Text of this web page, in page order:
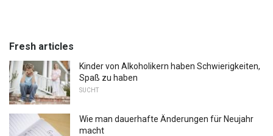
Fresh articles
Kinder von Alkoholikern haben Schwierigkeiten,
Spaß zu haben
SUCHT
Wie man dauerhafte Änderungen für Neujahr
macht